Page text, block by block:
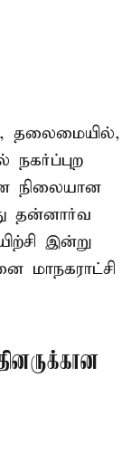
தலைமையில்,
நகர்ப்புற
நிலையான
தன்னார்வ
இன்று
மாநகராட்சி